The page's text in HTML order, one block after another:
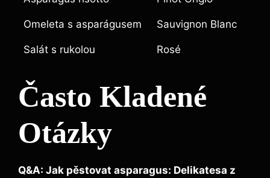
Omeleta s asparágusem Sauvignon Blanc
Salát s rukolou Rosé
Často Kladené
Otázky
Q&A: Jak pěstovat asparagus: Delikatesa z